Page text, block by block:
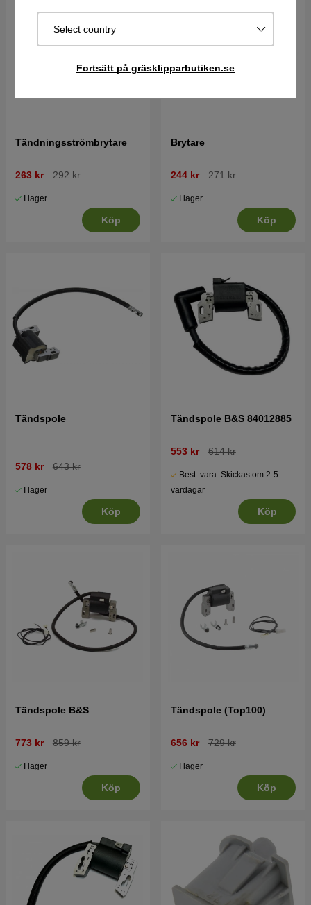
Select country
Fortsätt på gräsklipparbutiken.se
Tändningsströmbrytare
263 kr 292 kr
I lager
Köp
Brytare
244 kr 271 kr
I lager
Köp
Tändspole
578 kr 643 kr
I lager
Köp
Tändspole B&S 84012885
553 kr 614 kr
Best. vara. Skickas om 2-5
vardagar
Köp
Tändspole B&S
773 kr 859 kr
I lager
Köp
Tändspole (Top100)
656 kr 729 kr
I lager
Köp